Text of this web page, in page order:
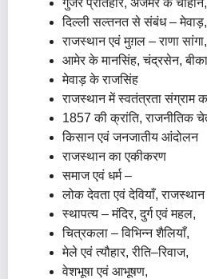
गुर्जर प्रतिहार, अजमेर के चौहान,
दिल्ली सल्तनत से संबंध –
राजस्थान एवं मुग़ल – राणा सांगा,
आमेर के मानसिंह, चंद्रसेन,
मेवाड़ के राजसिंह
राजस्थान में स्वतंत्रता संग्राम
1857 की क्रांति, राजनीतिक
किसान एवं जनजातीय आंदोलन
राजस्थान का एकीकरण
समाज एवं धर्म –
लोक देवता एवं देवियाँ,
स्थापत्य – मंदिर, दुर्ग एवं महल,
चित्रकला – विभिन्न शैलियाँ,
मेले एवं त्यौहार, रीति–रिवाज,
वेशभूषा एवं आभूषण,